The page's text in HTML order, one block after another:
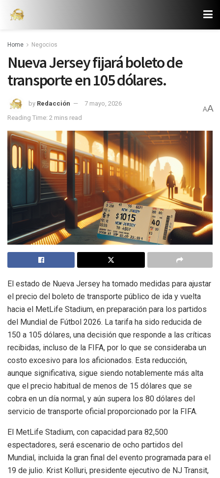
Home Negocios
Nueva Jersey fijará boleto de
transporte en 105 dólares.
by Redacción
7 mayo, 2026
Reading Time: 2 mins read
AA
El estado de Nueva Jersey ha tomado medidas para ajustar
el precio del boleto de transporte público de ida y vuelta
hacia el MetLife Stadium, en preparación para los partidos
del Mundial de Fútbol 2026. La tarifa ha sido reducida de
150 a 105 dólares, una decisión que responde a las críticas
recibidas, incluso de la FIFA, por lo que se consideraba un
costo excesivo para los aficionados. Esta reducción,
aunque significativa, sigue siendo notablemente más alta
que el precio habitual de menos de 15 dólares que se
cobra en un día normal, y aún supera los 80 dólares del
servicio de transporte oficial proporcionado por la FIFA.
El MetLife Stadium, con capacidad para 82,500
espectadores, será escenario de ocho partidos del
Mundial, incluida la gran final del evento programada para el
19 de julio. Krist Kolluri, presidente ejecutivo de NJ Transit,